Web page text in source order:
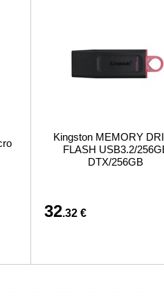
Kingston MEMORY
FLASH USB3.2/
DTX/256GB
32.32 €